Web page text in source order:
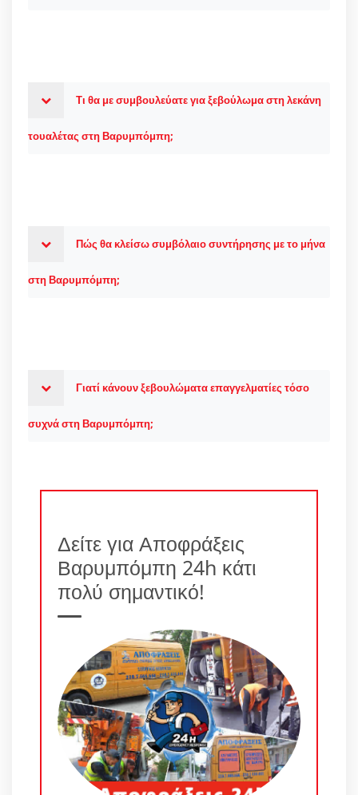
Τι θα με συμβουλεύατε για ξεβούλωμα στη λεκάνη
τουαλέτας στη Βαρυμπόμπη;
Πώς θα κλείσω συμβόλαιο συντήρησης με το μήνα
στη Βαρυμπόμπη;
Γιατί κάνουν ξεβουλώματα επαγγελματίες τόσο
συχνά στη Βαρυμπόμπη;
Δείτε για Αποφράξεις
Βαρυμπόμπη 24h κάτι
πολύ σημαντικό!